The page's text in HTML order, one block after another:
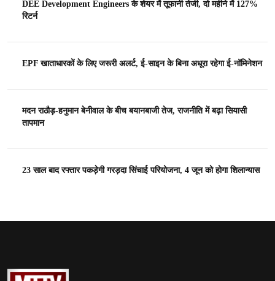
DEE Development Engineers के शेयर में तूफानी तेजी, दो महीने में 127%
रिटर्न
EPF खाताधारकों के लिए जरूरी अलर्ट, ई-साइन के बिना अधूरा रहेगा ई-नॉमिनेशन
मदन राठौड़-हनुमान बेनीवाल के बीच बयानबाजी तेज, राजनीति में बढ़ा सियासी
तापमान
23 साल बाद रफ्तार पकड़ेगी गरड़दा सिंचाई परियोजना, 4 जून को होगा शिलान्यास